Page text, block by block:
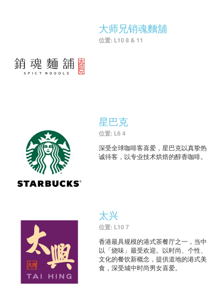
大师兄销魂麵舖
位置: L10 8 & 11
星巴克
位置: L6 4
深受全球咖啡客喜爱，星巴克以真挚热
诚待客，以专业技术烘焙的醇香咖啡。
太兴
位置: L10 7
香港最具规模的港式茶餐厅之一，当中
以「烧味」最受欢迎。以时尚、个性、
文化的餐饮新概念，提供道地的港式美
食，深受城中时尚男女喜爱。